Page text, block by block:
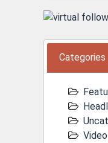
Categories